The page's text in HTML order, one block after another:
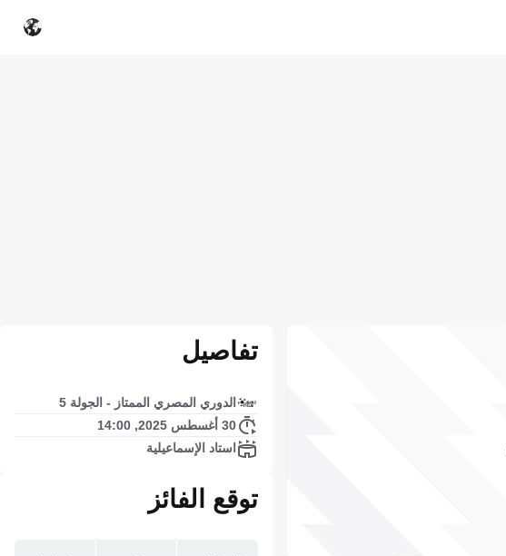
تفاصيل
الدوري المصري الممتاز - الجولة 5
30 أغسطس 2025, 14:00
استاد الإسماعيلية
توقع الفائز